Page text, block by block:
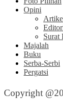
Opini
Surat
Majalah
Buku
Serba-Serbi
Pergatsi
Copyright